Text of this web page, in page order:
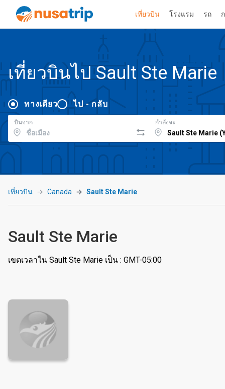
เที่ยวบิน โรงแรม รถ
เที่ยวบินไป Sault Ste Marie
ทางเดียว ไป - กลับ
บินจาก กำลังจะ
เที่ยวบิน Canada Sault Ste Marie
Sault Ste Marie
เขตเวลาใน Sault Ste Marie เป็น : GMT-05:00